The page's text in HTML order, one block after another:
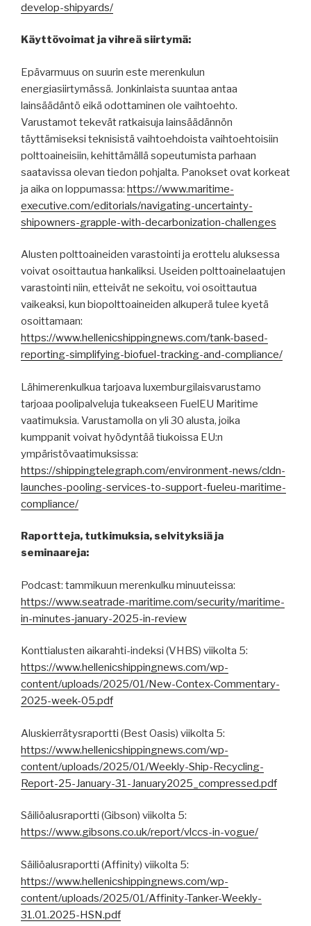
develop-shipyards/
Käyttövoimat ja vihreä siirtymä:
Epävarmuus on suurin este merenkulun
energiasiirtymässä. Jonkinlaista suuntaa antaa
lainsäädäntö eikä odottaminen ole vaihtoehto.
Varustamot tekevät ratkaisuja lainsäädännön
täyttämiseksi teknisistä vaihtoehdoista vaihtoehtoisiin
polttoaineisiin, kehittämällä sopeutumista parhaan
saatavissa olevan tiedon pohjalta. Panokset ovat korkeat
ja aika on loppumassa: https://www.maritime-
executive.com/editorials/navigating-uncertainty-
shipowners-grapple-with-decarbonization-challenges
Alusten polttoaineiden varastointi ja erottelu aluksessa
voivat osoittautua hankaliksi. Useiden polttoainelaatujen
varastointi niin, etteivät ne sekoitu, voi osoittautua
vaikeaksi, kun biopolttoaineiden alkuperä tulee kyetä
osoittamaan:
https://www.hellenicshippingnews.com/tank-based-
reporting-simplifying-biofuel-tracking-and-compliance/
Lähimerenkulkua tarjoava luxemburgilaisvarustamo
tarjoaa poolipalveluja tukeakseen FuelEU Maritime
vaatimuksia. Varustamolla on yli 30 alusta, joika
kumppanit voivat hyödyntää tiukoissa EU:n
ympäristövaatimuksissa:
https://shippingtelegraph.com/environment-news/cldn-
launches-pooling-services-to-support-fueleu-maritime-
compliance/
Raportteja, tutkimuksia, selvityksiä ja
seminaareja:
Podcast: tammikuun merenkulku minuuteissa:
https://www.seatrade-maritime.com/security/maritime-
in-minutes-january-2025-in-review
Konttialusten aikarahti-indeksi (VHBS) viikolta 5:
https://www.hellenicshippingnews.com/wp-
content/uploads/2025/01/New-Contex-Commentary-
2025-week-05.pdf
Aluskierrätysraportti (Best Oasis) viikolta 5:
https://www.hellenicshippingnews.com/wp-
content/uploads/2025/01/Weekly-Ship-Recycling-
Report-25-January-31-January2025_compressed.pdf
Säiliöalusraportti (Gibson) viikolta 5:
https://www.gibsons.co.uk/report/vlccs-in-vogue/
Säiliöalusraportti (Affinity) viikolta 5:
https://www.hellenicshippingnews.com/wp-
content/uploads/2025/01/Affinity-Tanker-Weekly-
31.01.2025-HSN.pdf